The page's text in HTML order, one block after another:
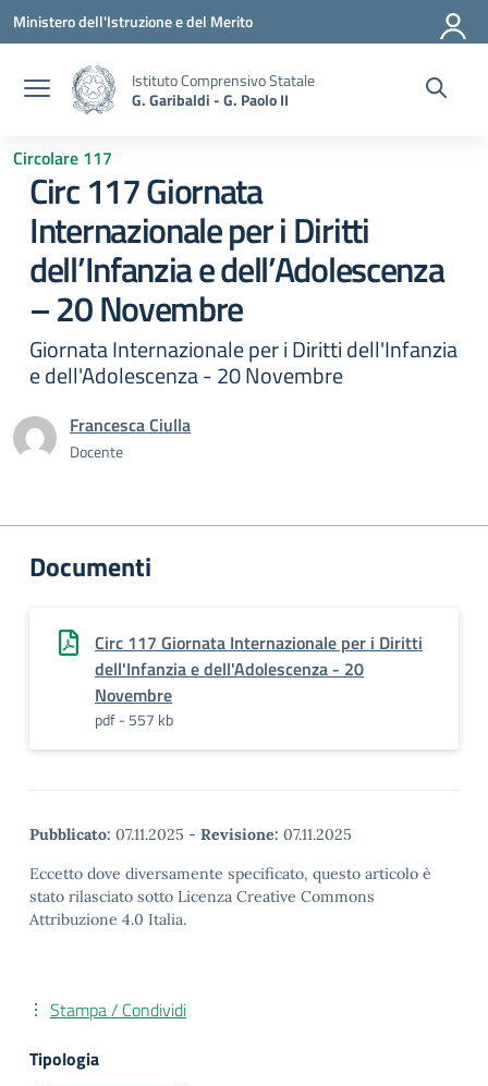
Vai ai contenuti
Vai al menu di navigazione
Vai al footer
Ministero dell'Istruzione e del Merito
Istituto Comprensivo Statale
G. Garibaldi - G. Paolo II
Circolare 117
Circ 117 Giornata
Internazionale per i Diritti
dell’Infanzia e dell’Adolescenza
– 20 Novembre
Giornata Internazionale per i Diritti dell'Infanzia
e dell'Adolescenza - 20 Novembre
Francesca Ciulla
Docente
Documenti
Circ 117 Giornata Internazionale per i Diritti
dell'Infanzia e dell'Adolescenza - 20
Novembre
pdf - 557 kb
Pubblicato: 07.11.2025 - Revisione: 07.11.2025
Eccetto dove diversamente specificato, questo articolo è
stato rilasciato sotto Licenza Creative Commons
Attribuzione 4.0 Italia.
Stampa / Condividi
Tipologia